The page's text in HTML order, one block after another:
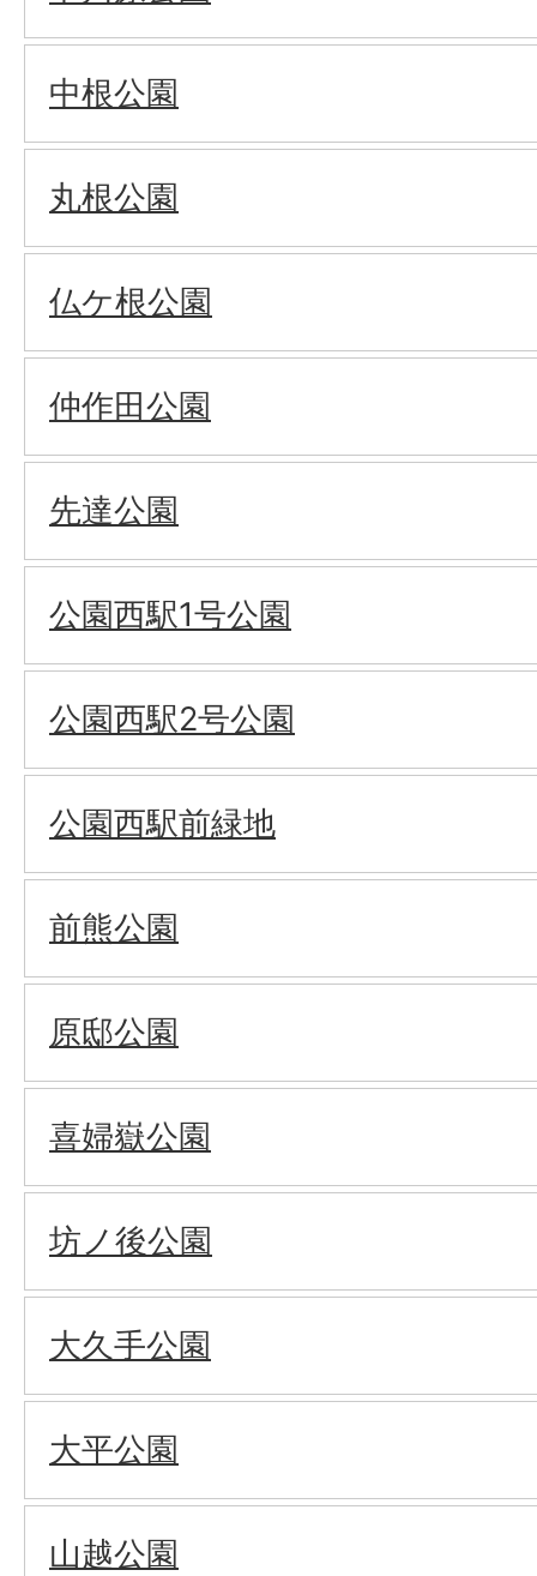
中根公園
丸根公園
仏ケ根公園
仲作田公園
先達公園
公園西駅1号公園
公園西駅2号公園
公園西駅前緑地
前熊公園
原邸公園
喜婦嶽公園
坊ノ後公園
大久手公園
大平公園
山越公園